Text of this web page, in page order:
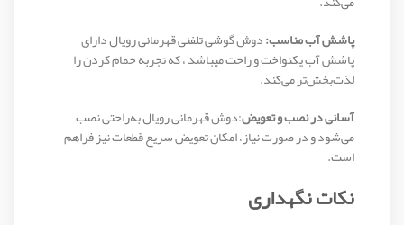
پاشش آب مناسب:دوش گوشی تلفنی قهرمانی رویال دارای
پاشش آب یکنواخت و راحت میباشد ، که تجربه حمام کردن را
لذت‌بخش‌تر می‌کند.
آسانی در نصب و تعویض:دوش قهرمانی رویال به‌راحتی نصب
می‌شود و در صورت نیاز، امکان تعویض سریع قطعات نیز فراهم
است.
نکات نگهداری